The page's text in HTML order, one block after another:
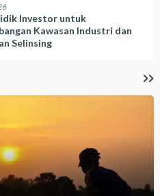
Investor untuk
Kawasan Industri dan
Selinsing